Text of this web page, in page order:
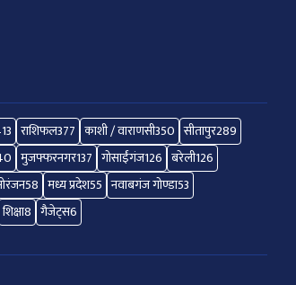
राशिफल377 काशी / वाराणसी350 सीतापुर289
मुजफ्फरनगर137 गोसाईंगंज126 बरेली126
58 मध्य प्रदेश55 नवाबगंज गोण्डा53
शिक्षा8 गैजेट्स6